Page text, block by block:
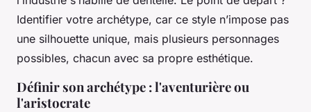
Identifier votre archétype, car ce style n’impose pas
une silhouette unique, mais plusieurs personnages
possibles, chacun avec sa propre esthétique.
Définir son archétype : l'aventurière ou
l'aristocrate